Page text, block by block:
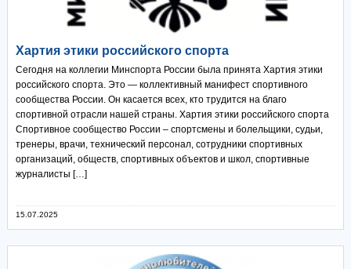
Хартия этики российского спорта
Сегодня на коллегии Минспорта России была принята Хартия этики
российского спорта. Это — коллективный манифест спортивного
сообщества России. Он касается всех, кто трудится на благо
спортивной отрасли нашей страны. Хартия этики российского спорта
Спортивное сообщество России – спортсмены и болельщики, судьи,
тренеры, врачи, технический персонал, сотрудники спортивных
организаций, обществ, спортивных объектов и школ, спортивные
журналисты […]
15.07.2025